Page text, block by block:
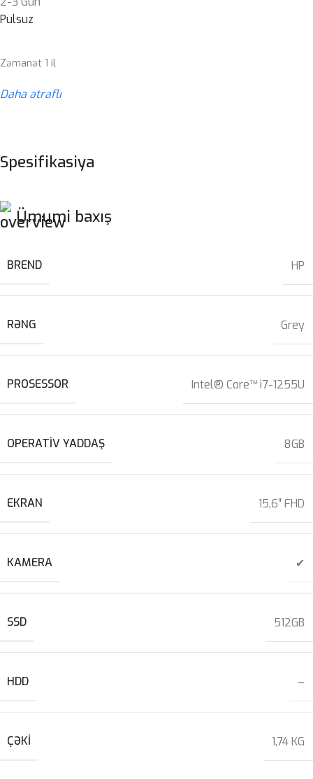
Pulsuz
Zəmanət 1 il
Daha ətraflı
Spesifikasiya
Ümumi baxış
BREND HP
RƏNG Grey
PROSESSOR Intel® Core™ i7-1255U
OPERATIV YADDAŞ 8GB
EKRAN 15,6″ FHD
KAMERA ✔
SSD 512GB
HDD –
ÇƏKI 1,74 KG